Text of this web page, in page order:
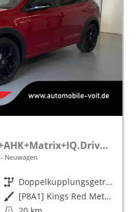
R-Line 115PS DSG GV5+AHK+Matrix+IQ.Drive+Black+Keyless+Alu18+Cam+Sitzheiz
Neuwagen
Getriebe
Doppelkupplungsgetriebe (DSG)
Außenfarbe
[P8A1] Kings Red Metallic / Dach Schwarz